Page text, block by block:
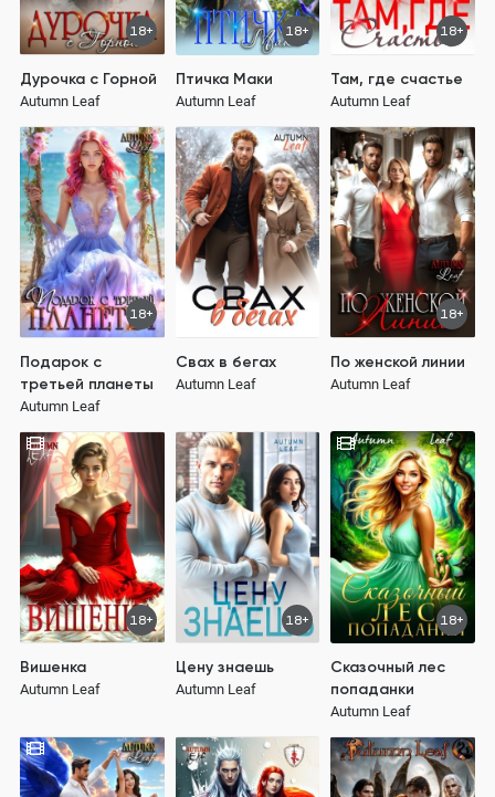
18+
Дурочка с Горной
Autumn Leaf
18+
Птичка Маки
Autumn Leaf
18+
Там, где счастье
Autumn Leaf
18+
Подарок с
третьей планеты
Autumn Leaf
Свах в бегах
Autumn Leaf
18+
По женской линии
Autumn Leaf
18+
Вишенка
Autumn Leaf
18+
Цену знаешь
Autumn Leaf
18+
Сказочный лес
попаданки
Autumn Leaf